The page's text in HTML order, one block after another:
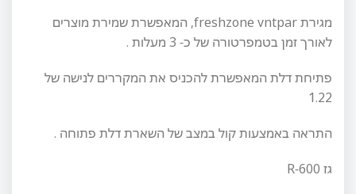
מגירת freshzone vntpar, המאפשרת שמירת מוצרים
לאורך זמן בטמפרטורה של כ- 3 מעלות .
פתיחת דלת המאפשרת להכניס את המקררים לנישה של
1.22
התראה באמצעות קול במצב של השארת דלת פתוחה .
גז R-600